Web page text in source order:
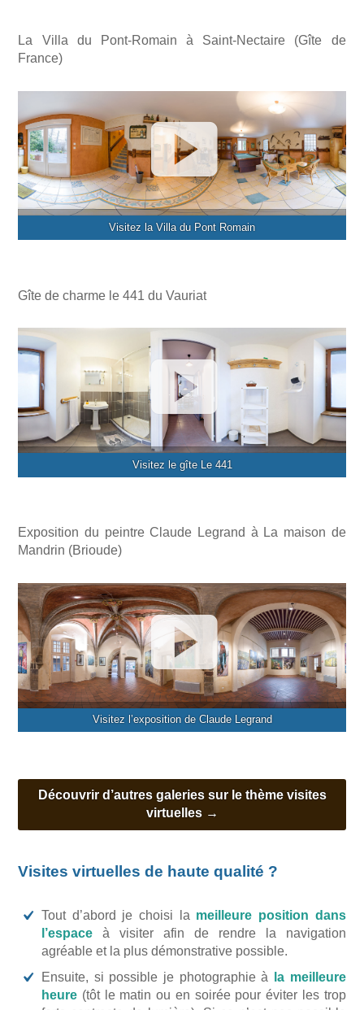
La Villa du Pont-Romain à Saint-Nectaire (Gîte de
France)
Visitez la Villa du Pont Romain
Gîte de charme le 441 du Vauriat
Visitez le gîte Le 441
Exposition du peintre Claude Legrand à La maison de
Mandrin (Brioude)
Visitez l’exposition de Claude Legrand
Découvrir d’autres galeries sur le thème visites
virtuelles →
Visites virtuelles de haute qualité ?
Tout d’abord je choisi la meilleure position dans
l’espace à visiter afin de rendre la navigation
agréable et la plus démonstrative possible.
Ensuite, si possible je photographie à
la meilleure
heure (tôt le matin ou en soirée pour éviter les trop